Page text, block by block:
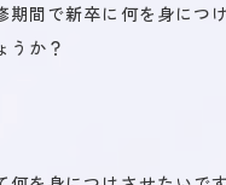
期間で新卒に何を身につ
うか？